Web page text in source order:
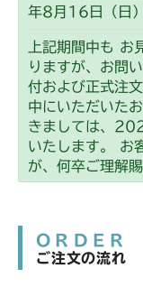
年8月16日（日）
上記期間中も お
りますが、お問
付および正式注
中にいただいた
きましては、
いたします。 お
が、何卒ご理解
ORDER
ご注文の流れ